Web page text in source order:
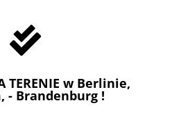

TERENIE w Berlinie,
- Brandenburg !